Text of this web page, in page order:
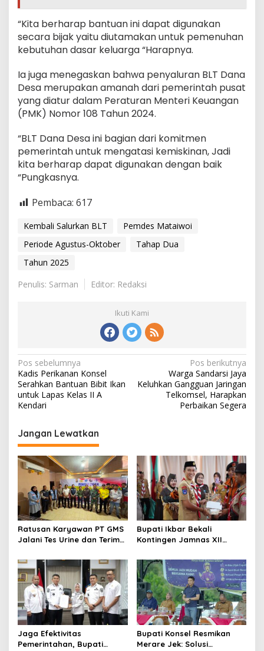
“Kita berharap bantuan ini dapat digunakan
secara bijak yaitu diutamakan untuk pemenuhan
kebutuhan dasar keluarga “Harapnya.
Ia juga menegaskan bahwa penyaluran BLT Dana
Desa merupakan amanah dari pemerintah pusat
yang diatur dalam Peraturan Menteri Keuangan
(PMK) Nomor 108 Tahun 2024.
“BLT Dana Desa ini bagian dari komitmen
pemerintah untuk mengatasi kemiskinan, Jadi
kita berharap dapat digunakan dengan baik
“Pungkasnya.
Pembaca: 617
Kembali Salurkan BLT
Pemdes Mataiwoi
Periode Agustus-Oktober
Tahap Dua
Tahun 2025
Penulis: Sarman
Editor: Redaksi
Ikuti Kami
Navigasi
pos
Pos sebelumnya
Kadis Perikanan Konsel
Serahkan Bantuan Bibit Ikan
untuk Lapas Kelas II A
Kendari
Pos berikutnya
Warga Sandarsi Jaya
Keluhkan Gangguan Jaringan
Telkomsel, Harapkan
Perbaikan Segera
Jangan Lewatkan
Ratusan Karyawan PT GMS
Jalani Tes Urine dan Terima
Kendari
Bupati Ikbar Bekali
Kontingen Jamnas XII
Kepemimpinan Dan
Nasionalisme
Jaga Efektivitas
Pemerintahan, Bupati
Bupati Konsel Resmikan
Merare Jek: Solusi